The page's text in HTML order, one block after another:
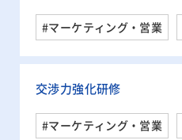
#マーケティング・営業
交渉力強化研修
#マーケティング・営業